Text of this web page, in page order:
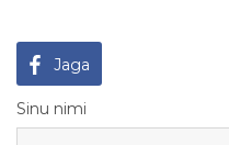
Jaga
Sinu nimi